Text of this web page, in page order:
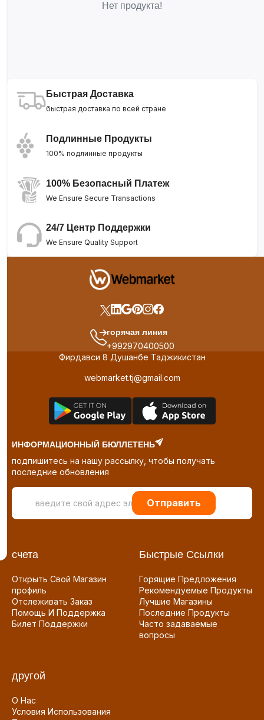
Нет продукта!
Быстрая Доставка
быстрая доставка по всей стране
Подлинные Продукты
100% подлинные продукты
100% Безопасный Платеж
We Ensure Secure Transactions
24/7 Центр Поддержки
We Ensure Quality Support
горячая линия
+992970400500
Фирдавси 8 Душанбе Таджикистан
webmarket.tj@gmail.com
ИНФОРМАЦИОННЫЙ БЮЛЛЕТЕНЬ
подпишитесь на нашу рассылку, чтобы получать
последние обновления
Отправить
счета
Открыть Свой Магазин
профиль
Отслеживать Заказ
Помощь И Поддержка
Билет Поддержки
Быстрые Ссылки
Горящие Предложения
Рекомендуемые Продукты
Лучшие Магазины
Последние Продукты
Часто задаваемые
вопросы
другой
О Нас
Условия Использования